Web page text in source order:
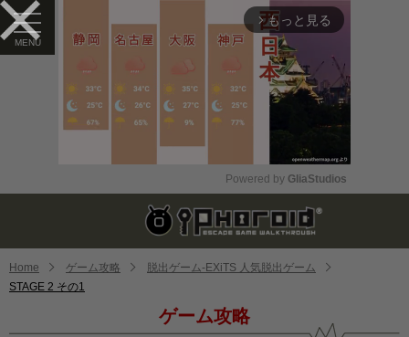
arrow_forward_ios もっと見る
Mute
Powered by GliaStudios
Home ゲーム攻略
脱出ゲーム-EXiTS 人気脱出ゲーム
STAGE 2 その1
ゲーム攻略